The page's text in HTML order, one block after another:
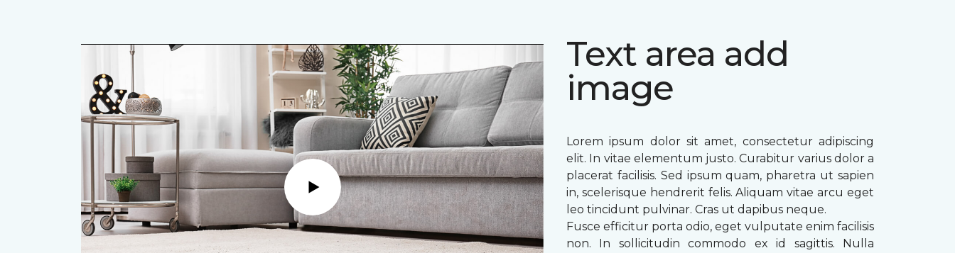
Text area add
image
Lorem ipsum dolor sit amet, consectetur adipiscing
elit. In vitae elementum justo. Curabitur varius dolor a
placerat facilisis. Sed ipsum quam, pharetra ut sapien
in, scelerisque hendrerit felis. Aliquam vitae arcu eget
leo tincidunt pulvinar. Cras ut dapibus neque.
Fusce efficitur porta odio, eget vulputate enim facilisis
non. In sollicitudin commodo ex id sagittis. Nulla
Play